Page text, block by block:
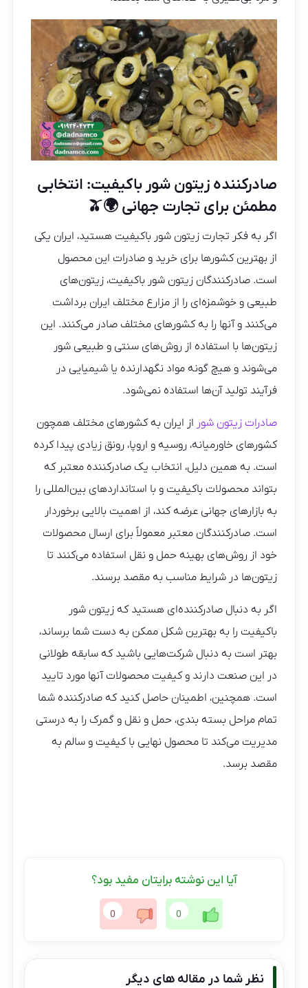
صادرکننده زیتون شور باکیفیت: انتخابی
مطمئن برای تجارت جهانی 🌍🫒
اگر به فکر تجارت زیتون شور باکیفیت هستید، ایران یکی
از بهترین کشورها برای خرید و صادرات این محصول
است. صادرکنندگان زیتون شور باکیفیت، زیتون‌های
طبیعی و خوشمزه‌ای را از مزارع مختلف ایران برداشت
می‌کنند و آنها را به کشورهای مختلف صادر می‌کنند. این
زیتون‌ها با استفاده از روش‌های سنتی و طبیعی شور
می‌شوند و هیچ گونه مواد نگهدارنده یا شیمیایی در
فرآیند تولید آن‌ها استفاده نمی‌شود.
صادرات زیتون شور از ایران به کشورهای مختلف همچون
کشورهای خاورمیانه، روسیه و اروپا، رونق زیادی پیدا کرده
است. به همین دلیل، انتخاب یک صادرکننده معتبر که
بتواند محصولات باکیفیت و با استانداردهای بین‌المللی را
به بازارهای جهانی عرضه کند، از اهمیت بالایی برخوردار
است. صادرکنندگان معتبر معمولاً برای ارسال محصولات
خود از روش‌های بهینه حمل و نقل استفاده می‌کنند تا
زیتون‌ها در شرایط مناسب به مقصد برسند.
اگر به دنبال صادرکننده‌ای هستید که زیتون شور
باکیفیت را به بهترین شکل ممکن به دست شما برساند،
بهتر است به دنبال شرکت‌هایی باشید که سابقه طولانی
در این صنعت دارند و کیفیت محصولات آنها مورد تایید
است. همچنین، اطمینان حاصل کنید که صادرکننده شما
تمام مراحل بسته‌ بندی، حمل و نقل و گمرک را به درستی
مدیریت می‌کند تا محصول نهایی با کیفیت و سالم به
مقصد برسد.
آیا این نوشته برایتان مفید بود؟
0
0
نظر شما در مقاله های دیگر